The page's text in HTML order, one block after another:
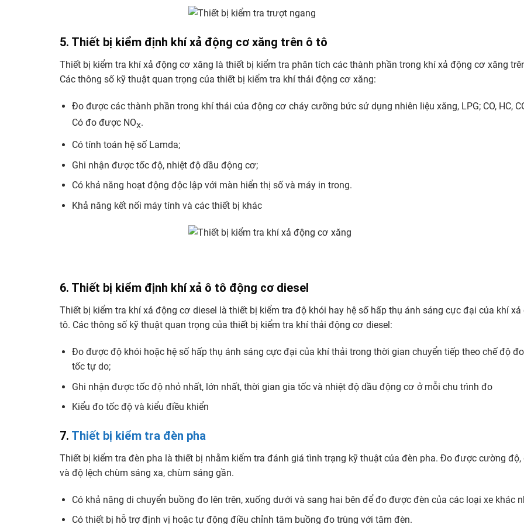
5. Thiết bị kiểm định khí xả động cơ xăng trên ô tô
Thiết bị kiểm tra khí xả động cơ xăng là thiết bị kiểm tra phân tích các thành phần trong khí xả động cơ xăng
Các thông số kỹ thuật quan trọng của thiết bị kiểm tra khí thải động cơ xăng:
Đo được các thành phần trong khí thải của động cơ cháy cưỡng bức sử dụng nhiên liệu xăng, LPG; CO, HC,
Có đo được NOX.
Có tính toán hệ số Lamda;
Ghi nhận được tốc độ, nhiệt độ dầu động cơ;
Có khả năng hoạt động độc lập với màn hiển thị số và máy in trong.
Khả năng kết nối máy tính và các thiết bị khác
6. Thiết bị kiểm định khí xả ô tô động cơ diesel
Thiết bị kiểm tra khí xả động cơ diesel là thiết bị kiểm tra độ khói hay hệ số hấp thụ ánh sáng cực đại của khí xả
tô. Các thông số kỹ thuật quan trọng của thiết bị kiểm tra khí thải động cơ diesel:
Đo được độ khói hoặc hệ số hấp thụ ánh sáng cực đại của khí thải trong thời gian chuyển tiếp theo chế độ
tốc tự do;
Ghi nhận được tốc độ nhỏ nhất, lớn nhất, thời gian gia tốc và nhiệt độ dầu động cơ ở mỗi chu trình đo
Kiểu đo tốc độ và kiểu điều khiển
7. Thiết bị kiểm tra đèn pha
Thiết bị kiểm tra đèn pha là thiết bị nhằm kiểm tra đánh giá tình trạng kỹ thuật của đèn pha. Đo được cường độ,
và độ lệch chùm sáng xa, chùm sáng gần.
Có khả năng di chuyển buồng đo lên trên, xuống dưới và sang hai bên để đo được đèn của các loại xe khác
Có thiết bị hỗ trợ định vị hoặc tự động điều chỉnh tâm buồng đo trùng với tâm đèn.